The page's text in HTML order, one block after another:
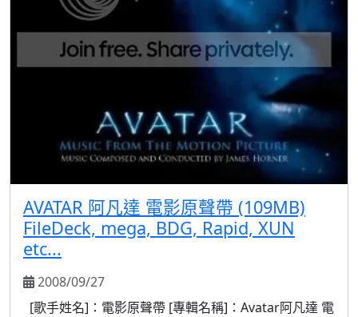
AVATAR 阿凡達 電影原聲帶 (109MB)
FileDeck, mega, BDG, Rapid, XUN
etc...
2008/09/27